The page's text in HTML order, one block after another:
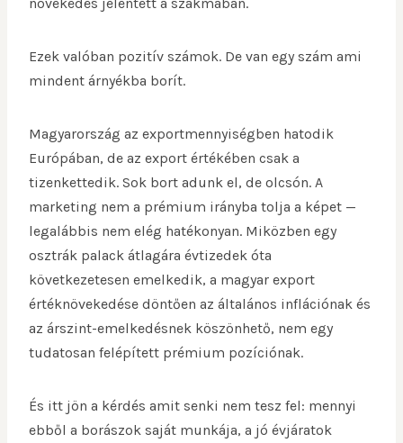
Ezek valóban pozitív számok. De van egy szám ami
mindent árnyékba borít.
Magyarország az exportmennyiségben hatodik
Európában, de az export értékében csak a
tizenkettedik. Sok bort adunk el, de olcsón. A
marketing nem a prémium irányba tolja a képet —
legalábbis nem elég hatékonyan. Miközben egy
osztrák palack átlagára évtizedek óta
következetesen emelkedik, a magyar export
értéknövekedése döntően az általános inflációnak és
az árszint-emelkedésnek köszönhető, nem egy
tudatosan felépített prémium pozíciónak.
És itt jön a kérdés amit senki nem tesz fel: mennyi
ebből a borászok saját munkája, a jó évjáratok